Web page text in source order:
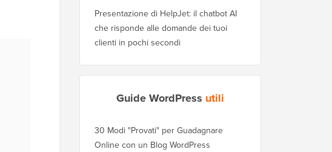
Presentazione di HelpJet: il chatbot AI
che risponde alle domande dei tuoi
clienti in pochi secondi
Guide WordPress utili
30 Modi "Provati" per Guadagnare
Online con un Blog WordPress